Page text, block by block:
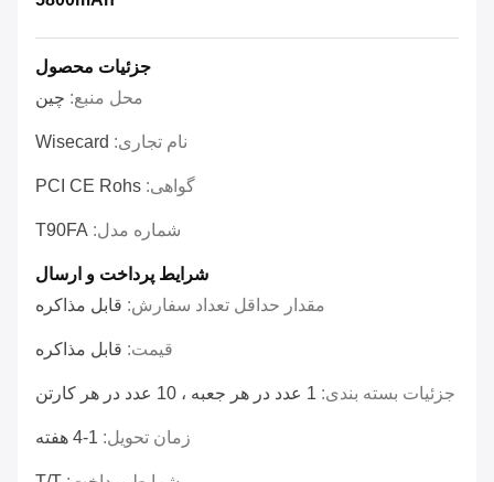
جزئیات محصول
محل منبع: چین
نام تجاری: Wisecard
گواهی: PCI CE Rohs
شماره مدل: T90FA
شرایط پرداخت و ارسال
مقدار حداقل تعداد سفارش: قابل مذاکره
قیمت: قابل مذاکره
جزئیات بسته بندی: 1 عدد در هر جعبه ، 10 عدد در هر کارتن
زمان تحویل: 1-4 هفته